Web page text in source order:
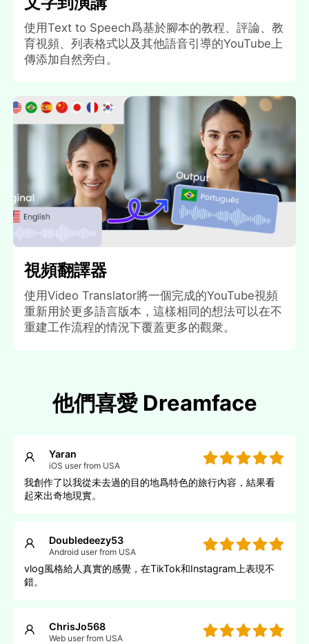
使用Text to Speech爲基於腳本的教程、評論、教
育視頻、列表格式以及其他語音引導的YouTube上
傳添加自然旁白。
視頻翻譯器
使用Video Translator將一個完成的YouTube視頻
重新用於更多語言版本，這樣相同的想法可以在不
重建工作流程的情況下覆蓋更多的觀衆。
他們喜愛 Dreamface
Yaran
iOS user from USA
我創作了以我從未去過的目的地爲特色的旅行內容，結果看
起來出奇地現實。
Doubledeezy53
Android user from USA
vlog風格給人真實的感覺，在TikTok和Instagram上表現不
錯。
ChrisJo568
Web user from USA